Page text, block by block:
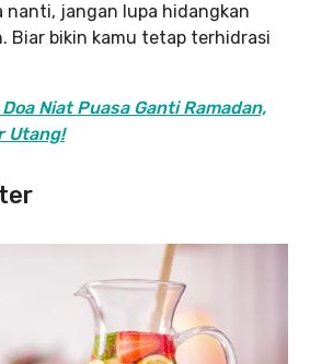
nanti, jangan lupa hidangkan
Biar bikin kamu tetap terhidrasi
Niat Puasa Ganti Ramadan,
Utang!